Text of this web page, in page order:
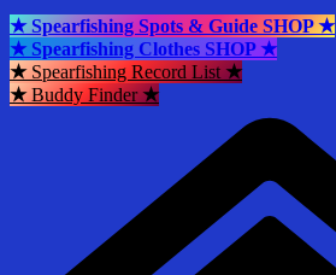
★ Spearfishing Spots & Guide SHOP ★
★ Spearfishing Clothes SHOP ★
★Spearfishing Record List★
★Buddy Finder★